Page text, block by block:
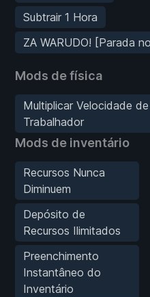
Subtrair 1 Hora
ZA WARUDO! [Parada
Mods de física
Multiplicar Velocidade
Trabalhador
Mods de inventário
Recursos Nunca
Diminuem
Depósito de
Recursos Ilimitados
Preenchimento
Instantâneo do
Inventário